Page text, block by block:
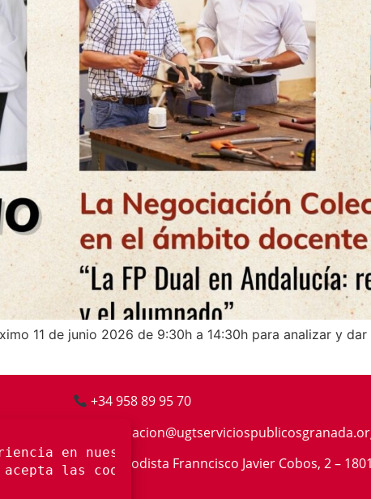
11 de junio 2026 de 9:30h a 14:30h para analizar y
+34 958 89 95 70
informacion@ugtserviciospublicos
C/. Periodista Franncisco Javier Cobos, 2 –